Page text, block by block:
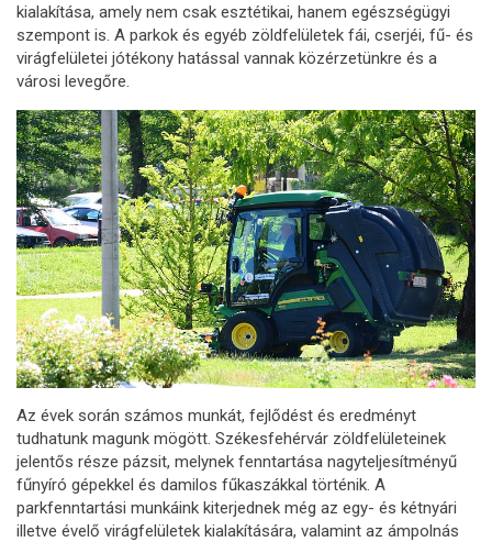
kialakítása, amely nem csak esztétikai, hanem egészségügyi
szempont is. A parkok és egyéb zöldfelületek fái, cserjéi, fű- és
virágfelületei jótékony hatással vannak közérzetünkre és a
városi levegőre.
Az évek során számos munkát, fejlődést és eredményt
tudhatunk magunk mögött. Székesfehérvár zöldfelületeinek
jelentős része pázsit, melynek fenntartása nagyteljesítményű
fűnyíró gépekkel és damilos fűkaszákkal történik. A
parkfenntartási munkáink kiterjednek még az egy- és kétnyári
illetve évelő virágfelületek kialakítására, valamint az ámpolnás